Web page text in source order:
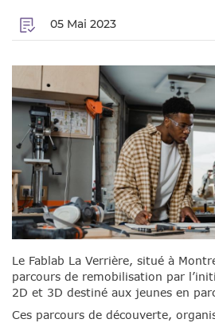
05 Mai 2023
Le Fablab La Verrière, situé à
parcours de remobilisation par
2D et 3D destiné aux jeunes en
Ces parcours de découverte,